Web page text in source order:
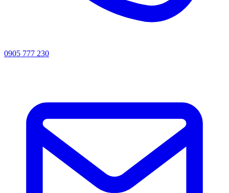
0905 777 230